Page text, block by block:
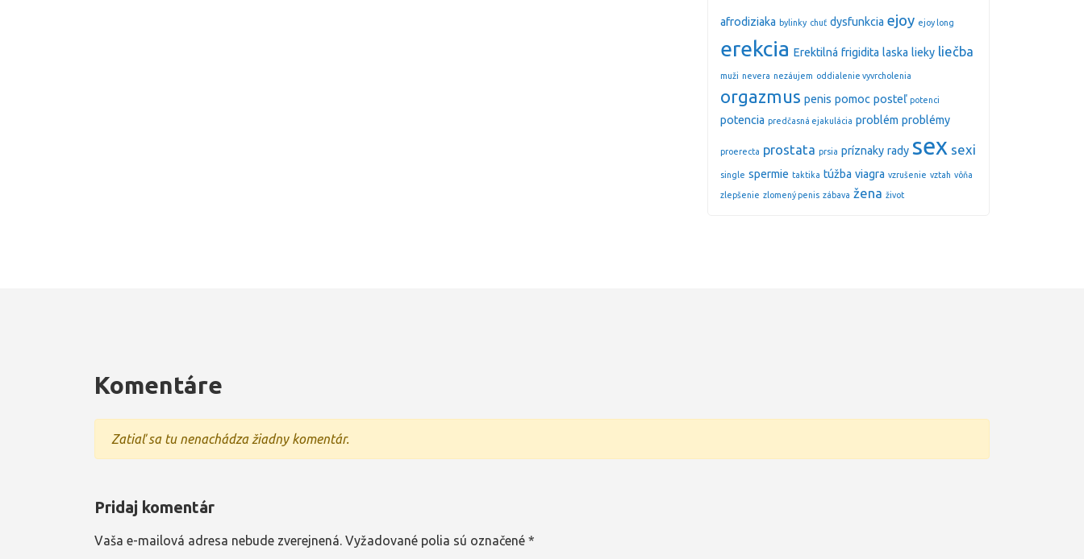
afrodiziaka bylinky chuť dysfunkcia ejoy ejoy long
erekcia Erektilná frigidita laska lieky liečba
muži nevera nezáujem oddialenie vyvrcholenia
orgazmus penis pomoc posteľ potenci
potencia predčasná ejakulácia problém problémy
proerecta prostata prsia príznaky rady sex sexi
single spermie taktika túžba viagra vzrušenie vztah vôňa
zlepšenie zlomený penis zábava žena život
Komentáre
Zatiaľ sa tu nenachádza žiadny komentár.
Pridaj komentár
Vaša e-mailová adresa nebude zverejnená. Vyžadované polia sú označené *